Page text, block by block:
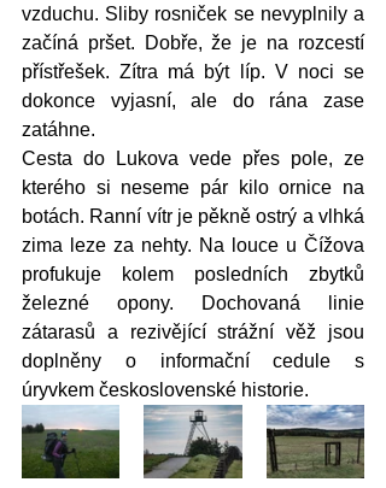
vzduchu. Sliby rosniček se nevyplnily a
začíná pršet. Dobře, že je na rozcestí
přístřešek. Zítra má být líp. V noci se
dokonce vyjasní, ale do rána zase
zatáhne.
Cesta do Lukova vede přes pole, ze
kterého si neseme pár kilo ornice na
botách. Ranní vítr je pěkně ostrý a vlhká
zima leze za nehty. Na louce u Čížova
profukuje kolem posledních zbytků
železné opony. Dochovaná linie
zátarasů a rezivějící strážní věž jsou
doplněny o informační cedule s
úryvkem československé historie.